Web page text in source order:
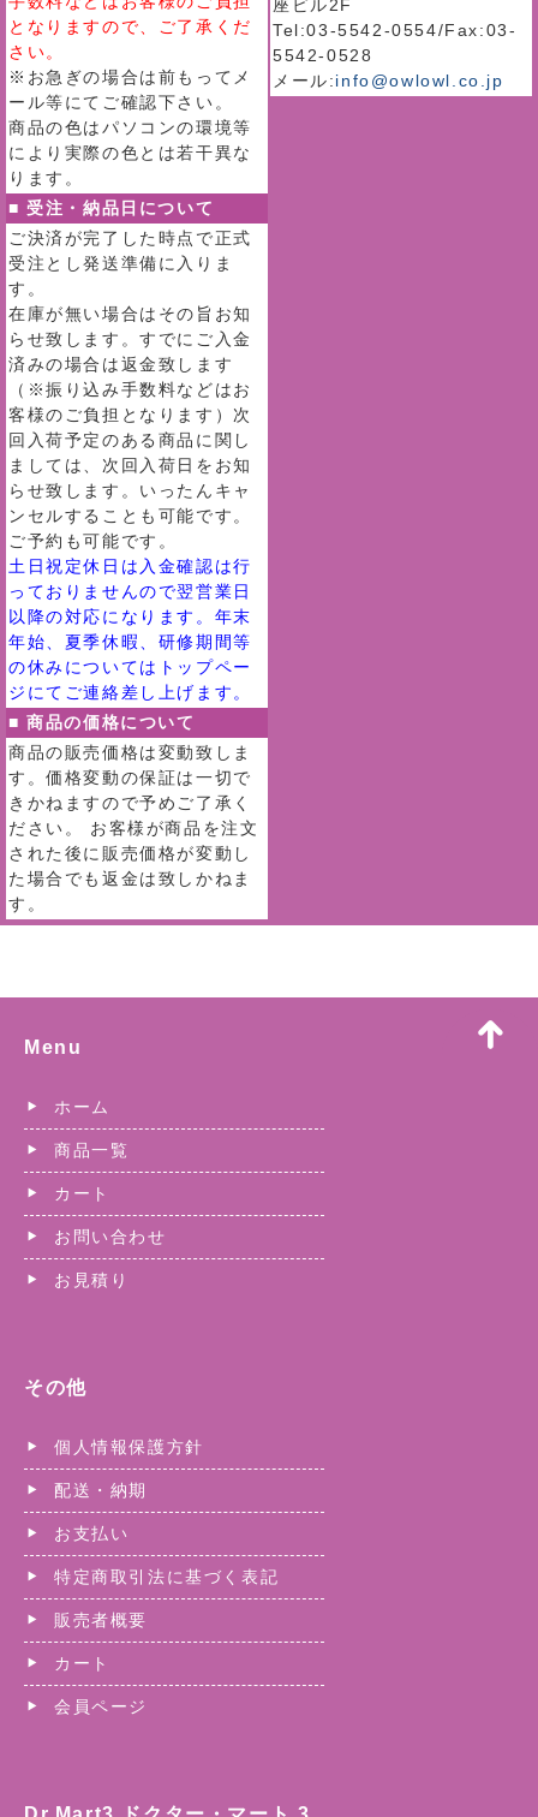
となりますので、ご了承くだ
さい。
※お急ぎの場合は前もってメ
ール等にてご確認下さい。
商品の色はパソコンの環境等
により実際の色とは若干異な
ります。
■ 受注・納品日について
ご決済が完了した時点で正式
受注とし発送準備に入りま
す。
在庫が無い場合はその旨お知
らせ致します。すでにご入金
済みの場合は返金致します
（※振り込み手数料などはお
客様のご負担となります）次
回入荷予定のある商品に関し
ましては、次回入荷日をお知
らせ致します。いったんキャ
ンセルすることも可能です。
ご予約も可能です。
土日祝定休日は入金確認は行
っておりませんので翌営業日
以降の対応になります。年末
年始、夏季休暇、研修期間等
の休みについてはトップペー
ジにてご連絡差し上げます。
■ 商品の価格について
商品の販売価格は変動致しま
す。価格変動の保証は一切で
きかねますので予めご了承く
ださい。 お客様が商品を注文
された後に販売価格が変動し
た場合でも返金は致しかねま
す。
座ビル2F
Tel:03-5542-0554/Fax:03-
5542-0528
メール:info@owlowl.co.jp
Menu
ホーム
商品一覧
カート
お問い合わせ
お見積り
その他
個人情報保護方針
配送・納期
お支払い
特定商取引法に基づく表記
販売者概要
カート
会員ページ